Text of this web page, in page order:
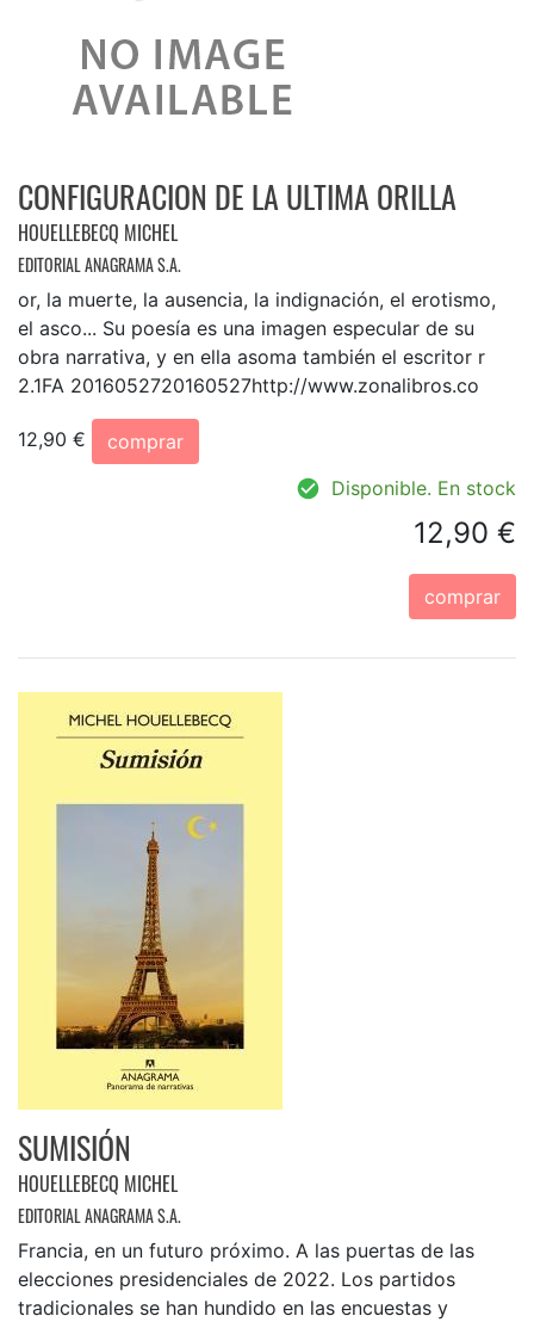
CONFIGURACION DE LA ULTIMA ORILLA
HOUELLEBECQ MICHEL
EDITORIAL ANAGRAMA S.A.
or, la muerte, la ausencia, la indignación, el erotismo,
el asco... Su poesía es una imagen especular de su
obra narrativa, y en ella asoma también el escritor r
2.1FA 2016052720160527http://www.zonalibros.co
12,90 €
comprar
Disponible. En stock
12,90 €
comprar
SUMISIÓN
HOUELLEBECQ MICHEL
EDITORIAL ANAGRAMA S.A.
Francia, en un futuro próximo. A las puertas de las
elecciones presidenciales de 2022. Los partidos
tradicionales se han hundido en las encuestas y